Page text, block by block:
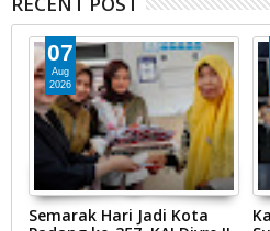
07
Aug
2026
Semarak Hari Jadi Kota